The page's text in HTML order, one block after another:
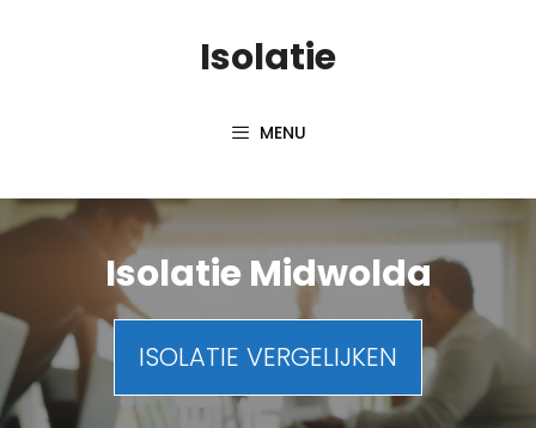
Isolatie
MENU
Isolatie Midwolda
ISOLATIE VERGELIJKEN